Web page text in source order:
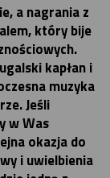
a nagrania z
który bije
kapłan i
muzyka
Jeśli
w Was
okazja do
i uwielbienia